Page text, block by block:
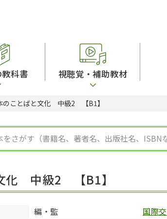
教科書
子ども向け
発音・聴解
日本語能力試験対策
視聴覚・補助教材
材
絵本・子ども向け補助
スペイン語辞典
ポルトガル語辞典
表現・用字用語辞典
語彙・意味
表記
言語の諸相
ことばと文化 中級2 【B1】
化 中級2 【B1】
編・監
国際